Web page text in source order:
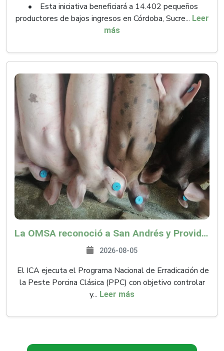
• Esta iniciativa beneficiará a 14.402 pequeños
productores de bajos ingresos en Córdoba, Sucre... Leer
más
La OMSA reconoció a San Andrés y Providencia como zona libre de Peste Porcina Clásica (PPC)
2026-08-05
El ICA ejecuta el Programa Nacional de Erradicación de
la Peste Porcina Clásica (PPC) con objetivo controlar
y... Leer más